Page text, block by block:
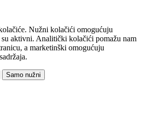
Nužni kolačići omogućuju
aktivni. Analitički kolačići pomažu nam
a marketinški omogućuju
Samo nužni